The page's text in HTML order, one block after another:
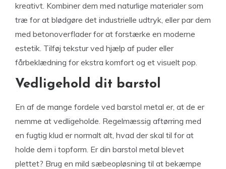
kreativt. Kombiner dem med naturlige materialer som
træ for at blødgøre det industrielle udtryk, eller par dem
med betonoverflader for at forstærke en moderne
estetik. Tilføj tekstur ved hjælp af puder eller
fårbeklædning for ekstra komfort og et visuelt pop.
Vedligehold dit barstol
En af de mange fordele ved barstol metal er, at de er
nemme at vedligeholde. Regelmæssig aftørring med
en fugtig klud er normalt alt, hvad der skal til for at
holde dem i topform. Er din barstol metal blevet
plettet? Brug en mild sæbeopløsning til at bekæmpe